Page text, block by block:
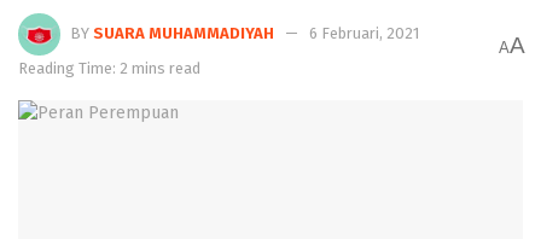
BY SUARA MUHAMMADIYAH
6 Februari, 2021
Reading Time: 2 mins read
AA